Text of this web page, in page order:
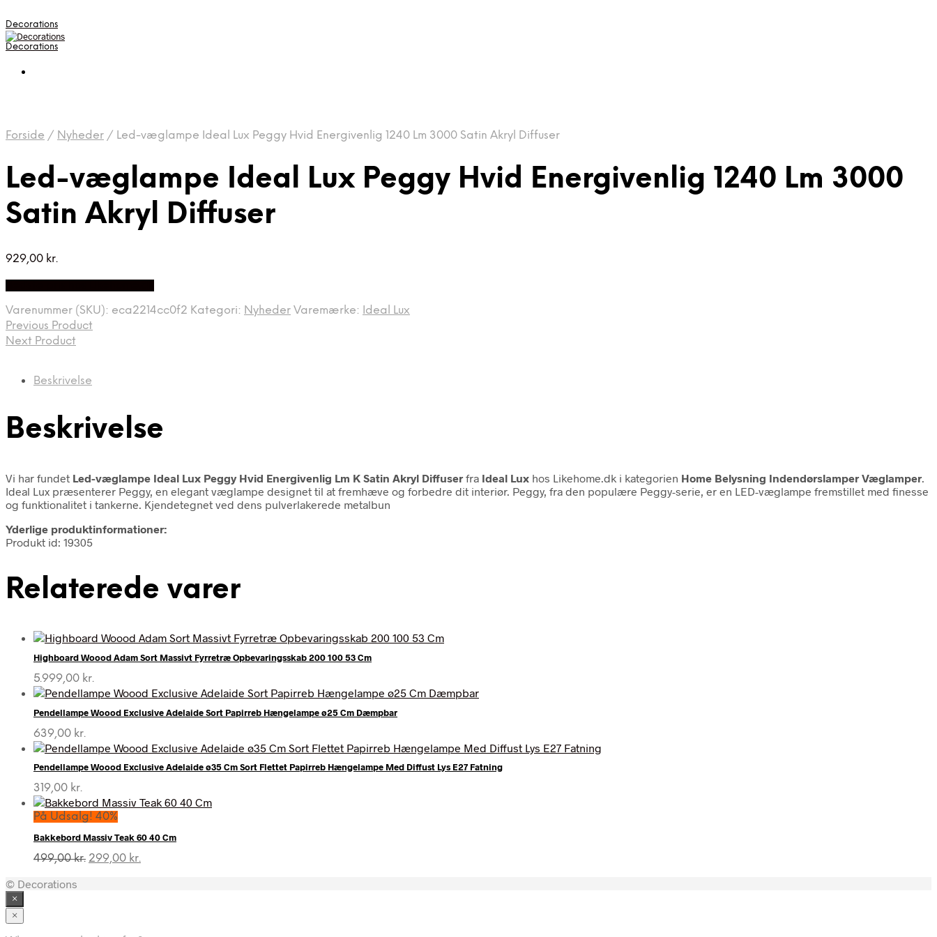
Decorations
Decorations
Forside / Nyheder / Led-væglampe Ideal Lux Peggy Hvid Energivenlig 1240 Lm 3000 Satin Akryl Diffuser
Led-væglampe Ideal Lux Peggy Hvid Energivenlig 1240 Lm 3000
Satin Akryl Diffuser
929,00 kr.
Varenummer (SKU): eca2214cc0f2 Kategori: Nyheder Varemærke: Ideal Lux
Previous Product
Next Product
Beskrivelse
Beskrivelse
Vi har fundet Led-væglampe Ideal Lux Peggy Hvid Energivenlig Lm K Satin Akryl Diffuser fra Ideal Lux hos Likehome.dk i kategorien Home Belysning Indendørslamper Væglamper
Ideal Lux præsenterer Peggy, en elegant væglampe designet til at fremhæve og forbedre dit interiør. Peggy, fra den populære Peggy-serie, er en LED-væglampe fremstillet med finesse
og funktionalitet i tankerne. Kjendetegnet ved dens pulverlakerede metalbun
Yderlige produktinformationer:
Produkt id: 19305
Relaterede varer
Highboard Woood Adam Sort Massivt Fyrretræ Opbevaringsskab 200 100 53 Cm
5.999,00 kr.
Pendellampe Woood Exclusive Adelaide Sort Papirreb Hængelampe ø25 Cm Dæmpbar
639,00 kr.
Pendellampe Woood Exclusive Adelaide ø35 Cm Sort Flettet Papirreb Hængelampe Med Diffust Lys E27 Fatning
319,00 kr.
På Udsalg! 40%
Bakkebord Massiv Teak 60 40 Cm
499,00kr. Den
299,00 kr.
© Decorations
×
×